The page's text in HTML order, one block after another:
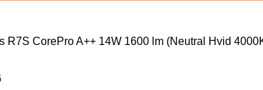
R7S CorePro A++ 14W 1600 lm (Neutral Hvid